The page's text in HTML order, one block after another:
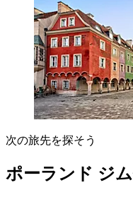
次の旅先を探そう
ポーランド ジ